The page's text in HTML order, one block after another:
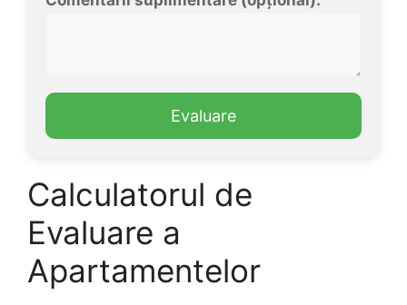
Evaluare
Calculatorul de
Evaluare a
Apartamentelor